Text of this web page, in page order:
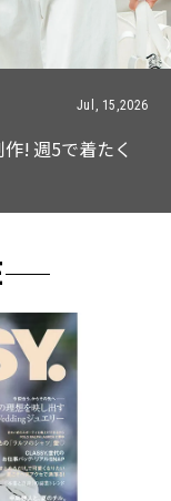
Jul, 15,2026
! 週5で着たく